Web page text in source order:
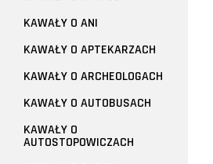
KAWAŁY O ANI
KAWAŁY O APTEKARZACH
KAWAŁY O ARCHEOLOGACH
KAWAŁY O AUTOBUSACH
KAWAŁY O
AUTOSTOPOWICZACH